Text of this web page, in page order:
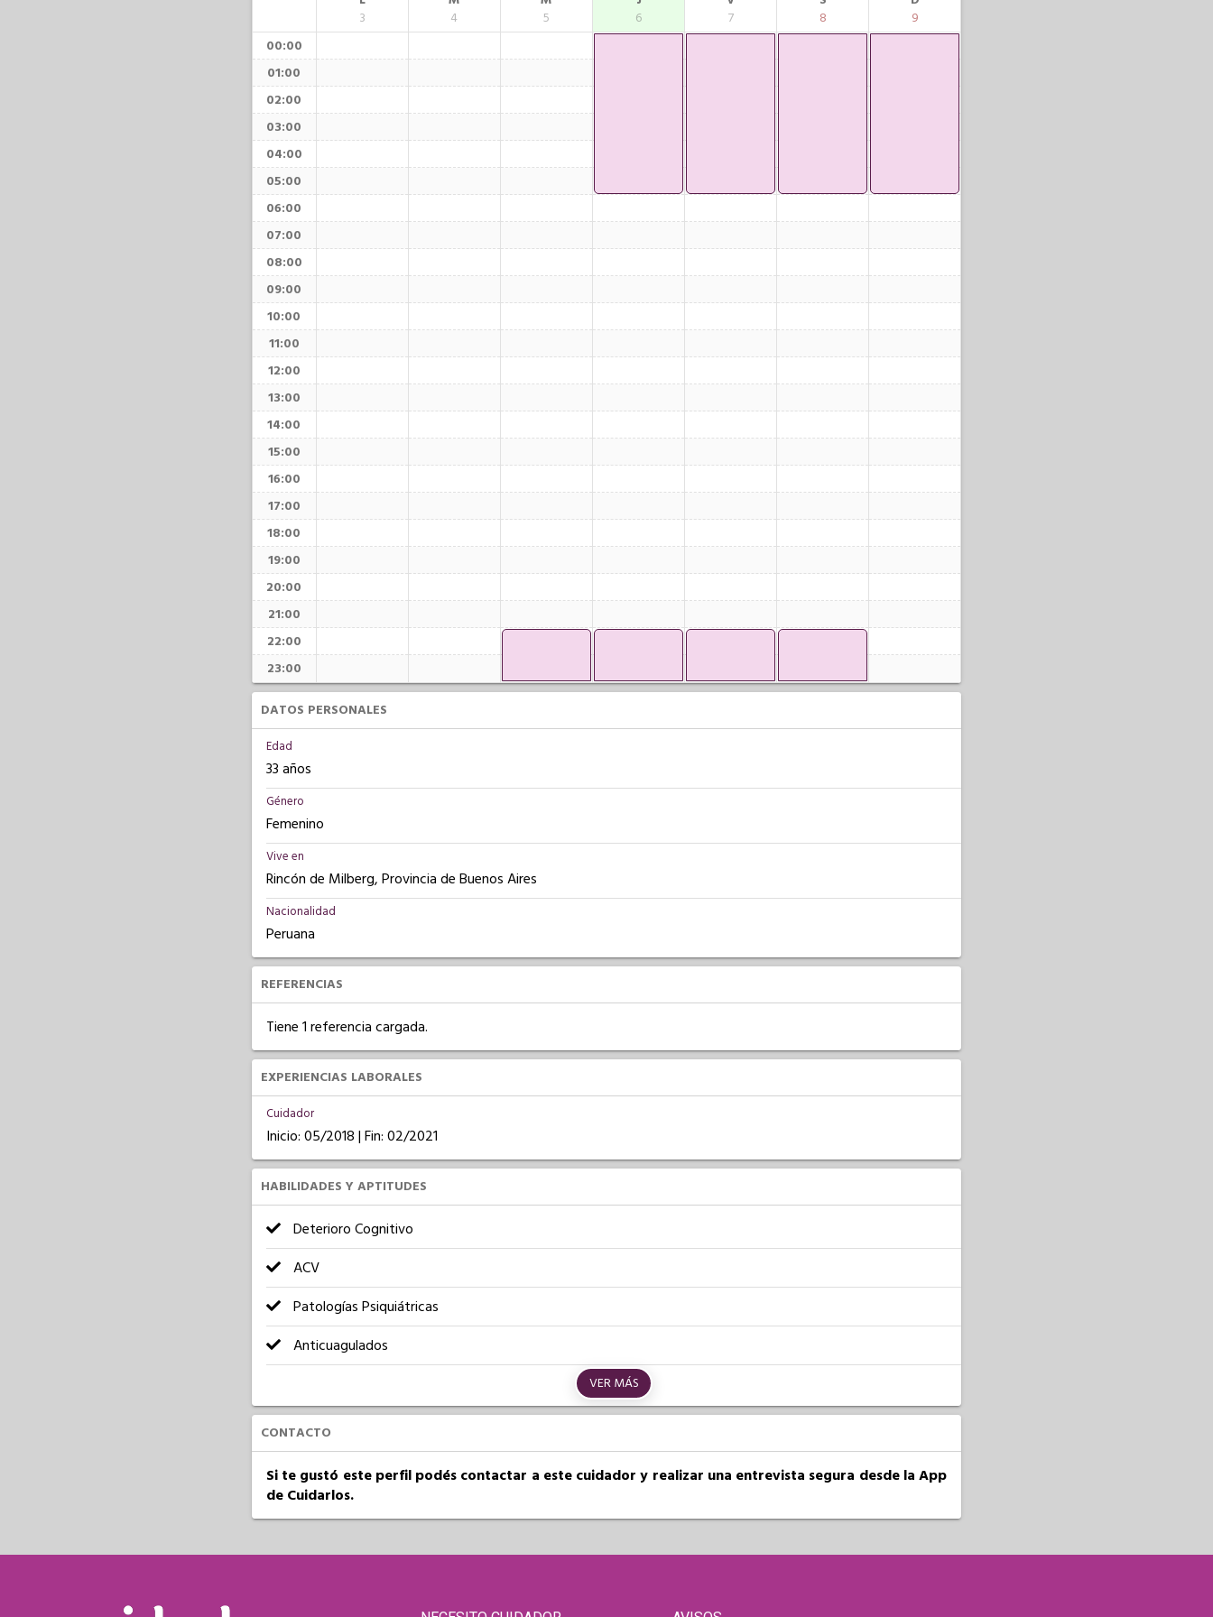
3
4
5
6
7
8
9
00:00
01:00
02:00
03:00
04:00
05:00
06:00
07:00
08:00
09:00
10:00
11:00
12:00
13:00
14:00
15:00
16:00
17:00
18:00
19:00
20:00
21:00
22:00
23:00
DATOS PERSONALES
Edad
33 años
Género
Femenino
Vive en
Rincón de Milberg, Provincia de Buenos Aires
Nacionalidad
Peruana
REFERENCIAS
Tiene 1 referencia cargada.
EXPERIENCIAS LABORALES
Cuidador
Inicio: 05/2018 | Fin: 02/2021
HABILIDADES Y APTITUDES
Deterioro Cognitivo
ACV
Patologías Psiquiátricas
Anticuagulados
VER MÁS
CONTACTO
Si te gustó este perfil podés contactar a este cuidador y realizar una entrevista segura desde la App
de Cuidarlos.